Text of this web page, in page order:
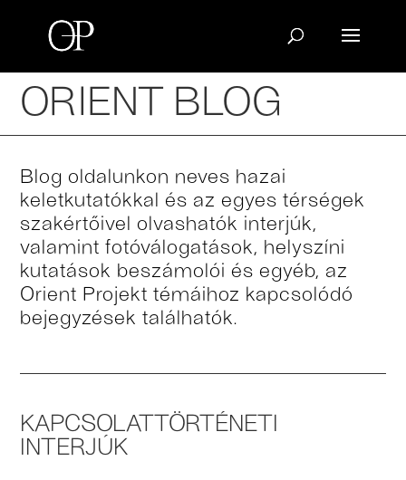
ORIENT BLOG
Blog oldalunkon neves hazai
keletkutatókkal és az egyes térségek
szakértőivel olvashatók interjúk,
valamint fotóválogatások, helyszíni
kutatások beszámolói és egyéb, az
Orient Projekt témáihoz kapcsolódó
bejegyzések találhatók.
KAPCSOLATTÖRTÉNETI
INTERJÚK